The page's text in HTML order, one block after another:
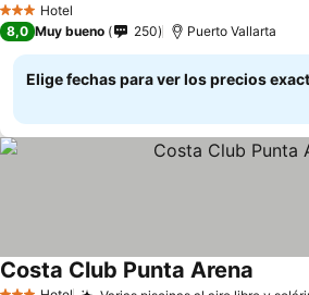
3 Estrellas
Hotel
8,0 Muy bueno 250 Puerto Vallarta
Elige fechas para ver los precios
Costa Club Punta Arena